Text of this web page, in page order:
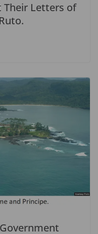
Their Letters of